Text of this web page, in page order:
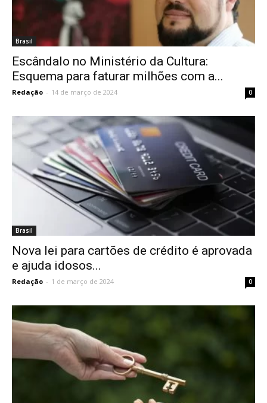
Brasil
Escândalo no Ministério da Cultura:
Esquema para faturar milhões com a...
Redação - 14 de março de 2024 0
Brasil
Nova lei para cartões de crédito é aprovada
e ajuda idosos...
Redação - 1 de março de 2024 0